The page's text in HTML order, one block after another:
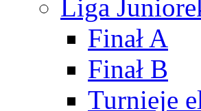
Liga
Finał A
Finał B
Turnieje